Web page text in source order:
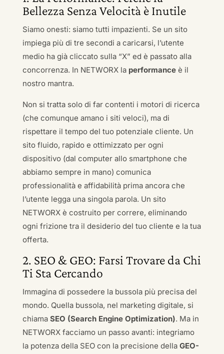
Bellezza Senza Velocità è Inutile
Siamo onesti: siamo tutti impazienti. Se un sito
impiega più di tre secondi a caricarsi, l’utente
medio ha già cliccato sulla “X” ed è passato alla
concorrenza. In NETWORX la performanceè il
nostro mantra.
Non si tratta solo di far contenti i motori di ricerca
(che comunque amano i siti veloci), ma di
rispettare il tempo del tuo potenziale cliente. Un
sito fluido, rapido e ottimizzato per ogni
dispositivo (dal computer allo smartphone che
abbiamo sempre in mano) comunica
professionalità e affidabilità prima ancora che
l’utente legga una singola parola. Un sito
NETWORX è costruito per correre, eliminando
ogni frizione tra il desiderio del tuo cliente e la tua
offerta.
2. SEO & GEO: Farsi Trovare da Chi
Ti Sta Cercando
Immagina di possedere la bussola più precisa del
mondo. Quella bussola, nel marketing digitale, si
chiama SEO (Search Engine Optimization). Ma in
NETWORX facciamo un passo avanti: integriamo
la potenza della SEO con la precisione della GEO-